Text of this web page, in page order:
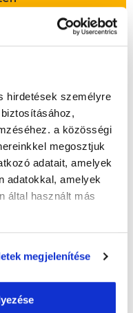
hirdetések személyre
a közösségi
megosztjuk
adatait, amelyek
adatokkal, amelyek
által használt más
megjelenítése
időpontban
Igen